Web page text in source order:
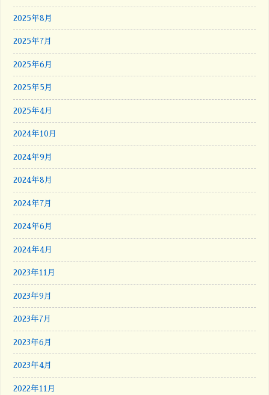
2025年8月
2025年7月
2025年6月
2025年5月
2025年4月
2024年10月
2024年9月
2024年8月
2024年7月
2024年6月
2024年4月
2023年11月
2023年9月
2023年7月
2023年6月
2023年4月
2022年11月